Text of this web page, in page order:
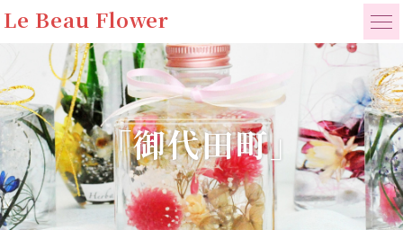
Le Beau Flower
「御代田町」